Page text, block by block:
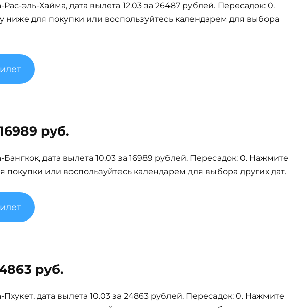
эль-Хайма, дата вылета 12.03 за 26487 рублей. Пересадок: 0.
ниже для покупки или воспользуйтесь календарем для выбора
руб.
дата вылета 10.03 за 16989 рублей. Пересадок: 0. Нажмите
покупки или воспользуйтесь календарем для выбора других дат.
руб.
дата вылета 10.03 за 24863 рублей. Пересадок: 0. Нажмите